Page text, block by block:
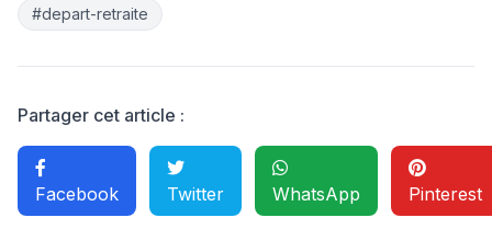
#depart-retraite
Partager cet article :
Facebook Twitter WhatsApp Pinterest